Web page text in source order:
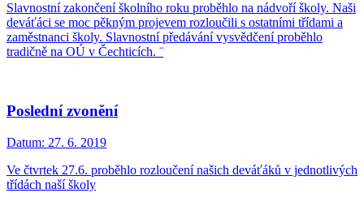
Slavnostní zakončení školního roku proběhlo na nádvoří školy. Naši
deváťáci se moc pěkným projevem rozloučili s ostatními třídami a
zaměstnanci školy. Slavnostní předávání vysvědčení proběhlo
tradičně na OÚ v Čechticích. ¨
Poslední zvonění
Datum: 27. 6. 2019
Ve čtvrtek 27.6. proběhlo rozloučení našich deváťáků v jednotlivých
třídách naší školy